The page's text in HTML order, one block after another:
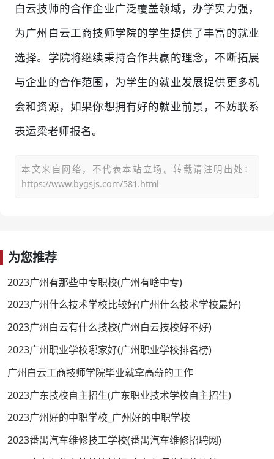
白云技师的合作企业广泛覆盖领域，办学实力强，
为广州白云工商技师学院的学生提供了丰富的就业
选择。学院将继续秉持合作共赢的理念，不断拓展
与企业的合作范围，为学生的就业发展提供更多机
会和资源，如果你想拥有好的就业前景，不妨联系
表运梁老师报名。
本文来自网络，不代表本站立场。转载请注明出处：
https://www.bygsjs.com/581.html
为您推荐
2023广州有那些中专职校(广州有啥中专)
2023广州什么技术学校比较好(广州什么技术学校最好)
2023广州白云有什么技校(广州白云技校好不好)
2023广州职业学校哪家好(广州职业学校排名榜)
广州白云工商技师学院毕业就拿高薪的工作
2023广东技校自主招生(广东职业技术学校自主招生)
2023广州好的中职学校_广州好的中职学校
2023番禺汽车维修技工学校(番禺汽车维修招聘网)